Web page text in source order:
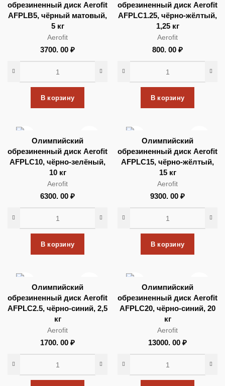
обрезиненный диск Aerofit
AFPLB5, чёрный матовый,
5 кг
Aerofit
3700. 00 ₽
В корзину
обрезиненный диск Aerofit
AFPLC1.25, чёрно-жёлтый,
1,25 кг
Aerofit
800. 00 ₽
В корзину
Олимпийский
обрезиненный диск Aerofit
AFPLC10, чёрно-зелёный,
10 кг
Aerofit
6300. 00 ₽
В корзину
Олимпийский
обрезиненный диск Aerofit
AFPLC15, чёрно-жёлтый,
15 кг
Aerofit
9300. 00 ₽
В корзину
Олимпийский
обрезиненный диск Aerofit
AFPLC2.5, чёрно-синий, 2,5
кг
Aerofit
1700. 00 ₽
Олимпийский
обрезиненный диск Aerofit
AFPLC20, чёрно-синий, 20
кг
Aerofit
13000. 00 ₽